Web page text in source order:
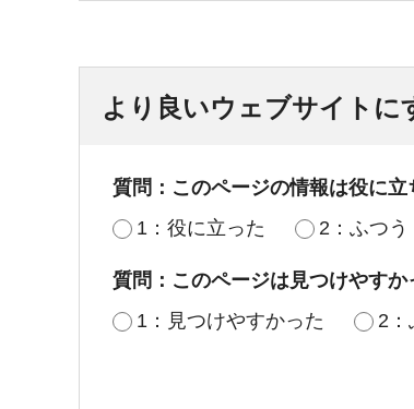
より良いウェブサイト
質問：このページの情報は役に立
1：役に立った
2：ふつう
質問：このページは見つけやすか
1：見つけやすかった
2：